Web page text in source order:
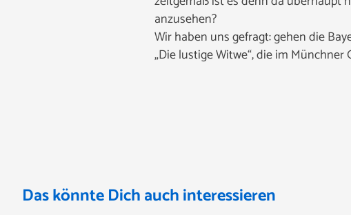
anzusehen?
Wir haben uns gefragt: gehen die
„Die lustige Witwe“, die im
Das könnte Dich auch interessieren